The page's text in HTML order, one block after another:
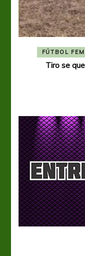
FÚTBOL
Tiro se